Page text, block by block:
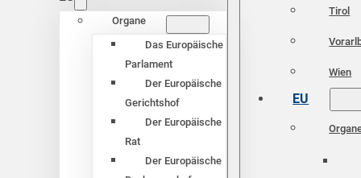
Organe
Das Europäische
Parlament
Der Europäische
Gerichtshof
Der Europäische
Rat
Der Europäische
Tirol
Wien
EU